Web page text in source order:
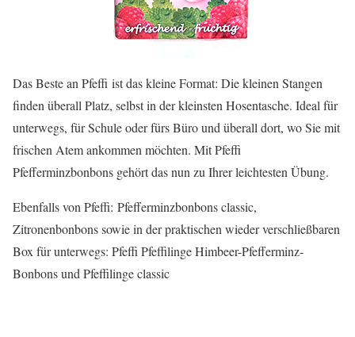
Das Beste an Pfeffi ist das kleine Format: Die kleinen Stangen
finden überall Platz, selbst in der kleinsten Hosentasche. Ideal für
unterwegs, für Schule oder fürs Büro und überall dort, wo Sie mit
frischen Atem ankommen möchten. Mit Pfeffi
Pfefferminzbonbons gehört das nun zu Ihrer leichtesten Übung.
Ebenfalls von Pfeffi: Pfefferminzbonbons classic,
Zitronenbonbons sowie in der praktischen wieder verschließbaren
Box für unterwegs: Pfeffi Pfeffilinge Himbeer-Pfefferminz-
Bonbons und Pfeffilinge classic